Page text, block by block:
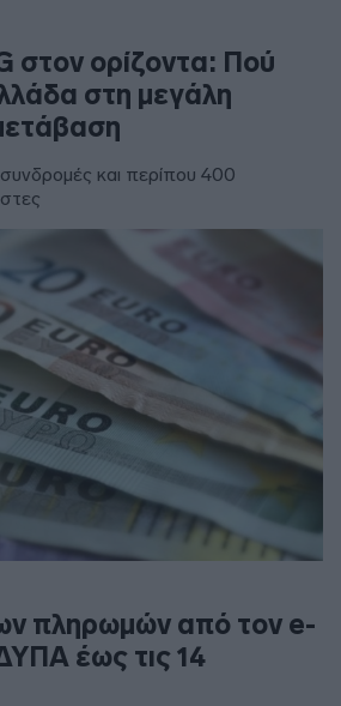
στον ορίζοντα: Πού
στη μεγάλη
συνδρομές και περίπου 400
πληρωμών από τον e-
έως τις 14